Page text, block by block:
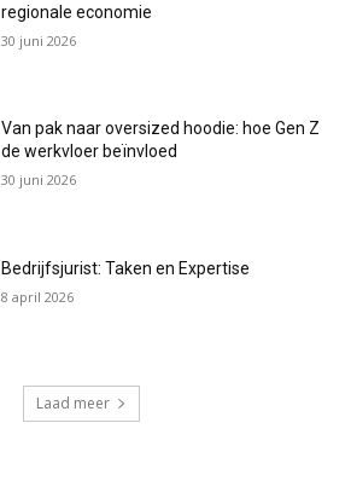
regionale economie
30 juni 2026
Van pak naar oversized hoodie: hoe Gen Z
de werkvloer beïnvloed
30 juni 2026
Bedrijfsjurist: Taken en Expertise
8 april 2026
Laad meer